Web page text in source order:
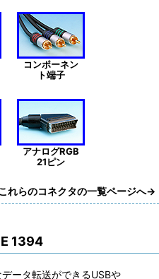
コンポーネン
ト端子
アナログRGB
21ピン
れらのコネクタの一覧ページへ→
1394
ータ転送ができるUSBや